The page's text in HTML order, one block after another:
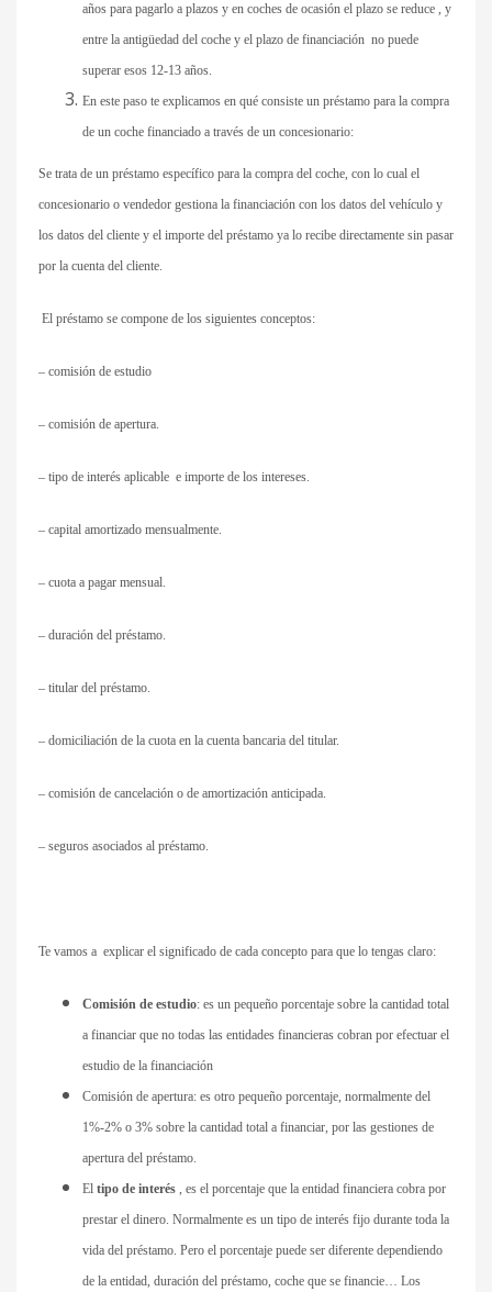
años para pagarlo a plazos y en coches de ocasión el plazo se reduce , y
entre la antigüedad del coche y el plazo de financiación no puede
superar esos 12-13 años.
En este paso te explicamos en qué consiste un préstamo para la compra
de un coche financiado a través de un concesionario:
Se trata de un préstamo específico para la compra del coche, con lo cual el
concesionario o vendedor gestiona la financiación con los datos del vehículo y
los datos del cliente y el importe del préstamo ya lo recibe directamente sin pasar
por la cuenta del cliente.
El préstamo se compone de los siguientes conceptos:
– comisión de estudio
– comisión de apertura.
– tipo de interés aplicable e importe de los intereses.
– capital amortizado mensualmente.
– cuota a pagar mensual.
– duración del préstamo.
– titular del préstamo.
– domiciliación de la cuota en la cuenta bancaria del titular.
– comisión de cancelación o de amortización anticipada.
– seguros asociados al préstamo.
Te vamos a explicar el significado de cada concepto para que lo tengas claro:
Comisión de estudio: es un pequeño porcentaje sobre la cantidad total
a financiar que no todas las entidades financieras cobran por efectuar el
estudio de la financiación
Comisión de apertura: es otro pequeño porcentaje, normalmente del
1%-2% o 3% sobre la cantidad total a financiar, por las gestiones de
apertura del préstamo.
El tipo de interés , es el porcentaje que la entidad financiera cobra por
prestar el dinero. Normalmente es un tipo de interés fijo durante toda la
vida del préstamo. Pero el porcentaje puede ser diferente dependiendo
de la entidad, duración del préstamo, coche que se financie… Los